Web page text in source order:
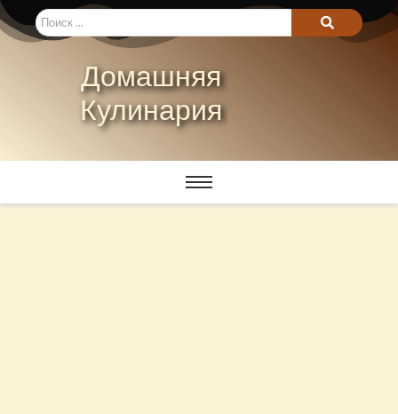
Домашняя
Кулинария